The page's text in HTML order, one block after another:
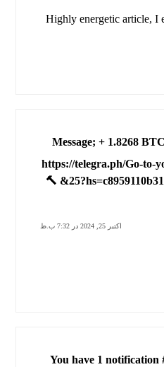
Highly energetic article, I
🔨 Message; + 1.8268
https://telegra.ph/Go-to-
اکتبر 25, 2024 در 7:32 ب.ظ
🔒 You have 1